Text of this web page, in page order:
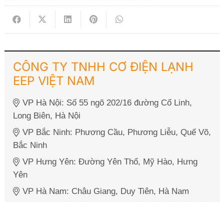
CÔNG TY TNHH CƠ ĐIỆN LẠNH
EEP VIỆT NAM
VP Hà Nội: Số 55 ngõ 202/16 đường Cổ Linh,
Long Biên, Hà Nội
VP Bắc Ninh: Phương Cầu, Phương Liễu, Quế Võ,
Bắc Ninh
VP Hưng Yên: Đường Yên Thổ, Mỹ Hào, Hưng
Yên
VP Hà Nam: Châu Giang, Duy Tiên, Hà Nam